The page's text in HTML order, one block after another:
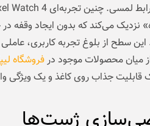
نزدیک می‌کند که بدون ایجاد وقفه
سطح از بلوغ تجربه کاربری،
میان محصولات موجود درفروشگاه
قابلیت جذاب روی کاغذ و یک ویژگی
ژست‌ها